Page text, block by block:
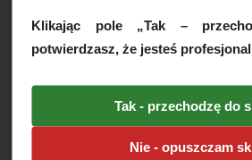
OPCJE DOSTAWY
Klikając pole „Tak –
potwierdzasz, że jesteś
Tak - przechodzę do
Nie - opuszczam